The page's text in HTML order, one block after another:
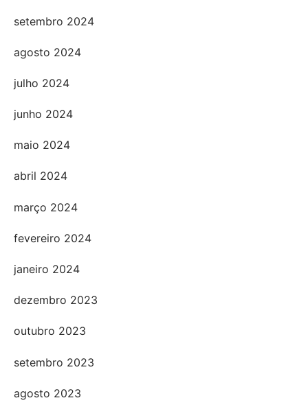
setembro 2024
agosto 2024
julho 2024
junho 2024
maio 2024
abril 2024
março 2024
fevereiro 2024
janeiro 2024
dezembro 2023
outubro 2023
setembro 2023
agosto 2023